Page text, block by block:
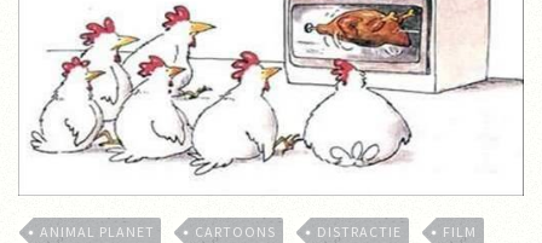
ANIMAL PLANET CARTOONS DISTRACTIE FILM